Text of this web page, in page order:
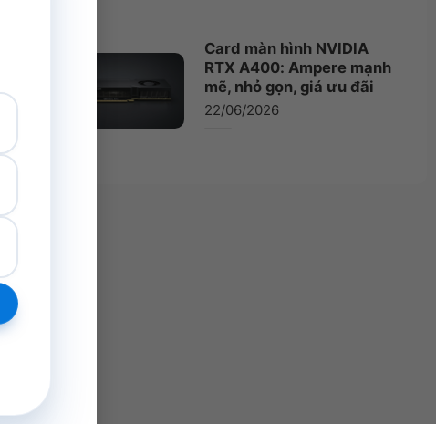
Card màn hình NVIDIA
RTX A400: Ampere mạnh
mẽ, nhỏ gọn, giá ưu đãi
22/06/2026